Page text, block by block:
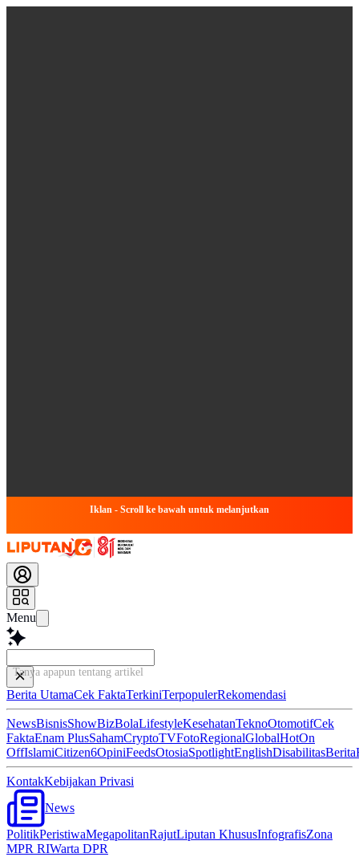
Iklan - Scroll ke bawah untuk melanjutkan
Menu
Tanya apapun tentang artikel ini...
Berita UtamaCek FaktaTerkiniTerpopulerRekomendasi
NewsBisnisShowBizBolaLifestyleKesehatanTeknoOtomotifCek
FaktaEnam PlusSahamCryptoTVFotoRegionalGlobalHotOn
OffIslamiCitizen6OpiniFeedsOtosiaSpotlightEnglishDisabilitasBerita
KontakKebijakan Privasi
News
PolitikPeristiwaMegapolitanRajutLiputan KhususInfografisZona
MPR RIWarta DPR